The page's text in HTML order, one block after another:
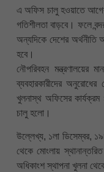
এ অফিস চালু হওয়াতে আগের
গতিশীলতা বাড়বে। ফলে
অন্যদিকে দেশের অর্থনীতি
হবে।
নৌপরিবহন মন্ত্রণালয়ের
ব্যবহারকারীদের
খুলনাস্থ অফিসের
চালু হলো।
উল্লেখ্য, ১লা ডিসেম্বর,
থেকে মোংলায়
অধিকাংশ স্থাপনা খুলনা